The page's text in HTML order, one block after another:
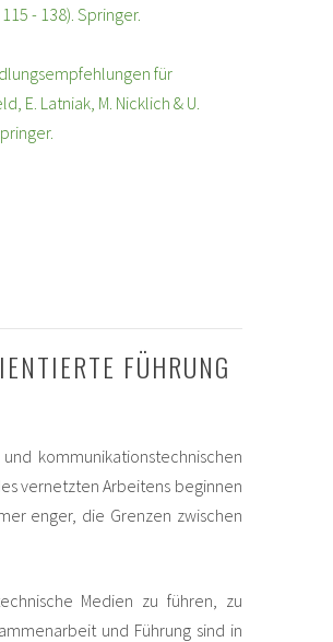
115 - 138). Springer.
für
E. Latniak, M. Nicklich & U.
FÜHRUNG
kommunikationstechnischen
vernetzten Arbeitens beginnen
enger, die Grenzen zwischen
Medien zu führen, zu
und Führung sind in